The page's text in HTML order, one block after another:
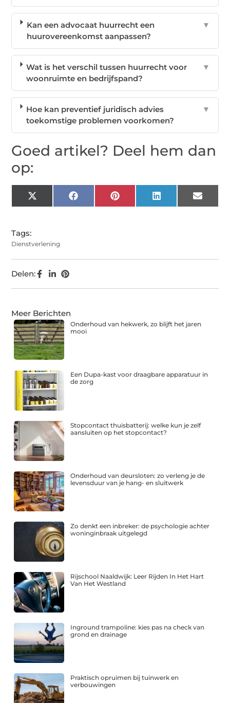
Kan een advocaat huurrecht een
huurovereenkomst aanpassen?
▼
Wat is het verschil tussen huurrecht voor
woonruimte en bedrijfspand?
▼
Hoe kan preventief juridisch advies
toekomstige problemen voorkomen?
▼
Goed artikel? Deel hem dan
op:
X
(Twitter)
Facebook Pinterest LinkedIn Email
Tags:
Dienstverlening
Delen:
Meer Berichten
Onderhoud van hekwerk, zo blijft het jaren
mooi
Een Dupa-kast voor draagbare apparatuur in
de zorg
Stopcontact thuisbatterij: welke kun je zelf
aansluiten op het stopcontact?
Onderhoud van deursloten: zo verleng je de
levensduur van je hang- en sluitwerk
Zo denkt een inbreker: de psychologie achter
woninginbraak uitgelegd
Rijschool Naaldwijk: Leer Rijden In Het Hart
Van Het Westland
Inground trampoline: kies pas na check van
grond en drainage
Praktisch opruimen bij tuinwerk en
verbouwingen